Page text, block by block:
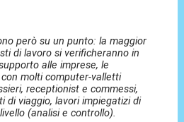
però su un punto: la maggior
di lavoro si verificheranno in
alle imprese, le
molti computer-valletti
receptionist e commessi,
di viaggio, lavori impiegatizi di
(analisi e controllo).